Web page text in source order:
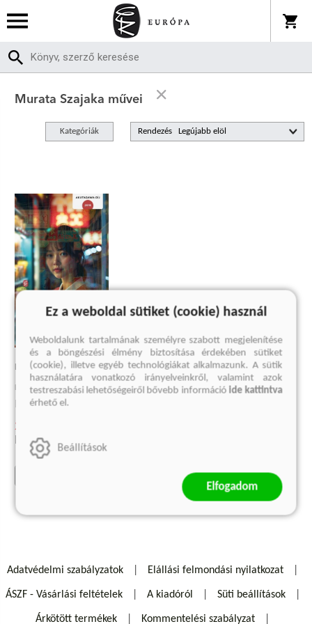
Murata Szajaka művei
Kategóriák Rendezés
KEIKO VEGYESBOLTJA
Éjjel-nappal Tokió
Murata Szajaka
2 999 Ft
Eredeti ár:
3 999 Ft
Adatvédelmi szabályzatok Elállási felmondási nyilatkozat
ÁSZF - Vásárlási feltételek A kiadóról Süti beállítások
Árkötött termékek Kommentelési szabályzat
Ez a weboldal sütiket (cookie) használ
Weboldalunk tartalmának személyre szabott megjelenítése
és a böngészési élmény biztosítása érdekében sütiket
(cookie), illetve egyéb technológiákat alkalmazunk. A sütik
használatára vonatkozó irányelveinkről, valamint azok
testreszabási lehetőségeiről bővebb információ ide kattintva
érhető el.
Beállítások
Elfogadom